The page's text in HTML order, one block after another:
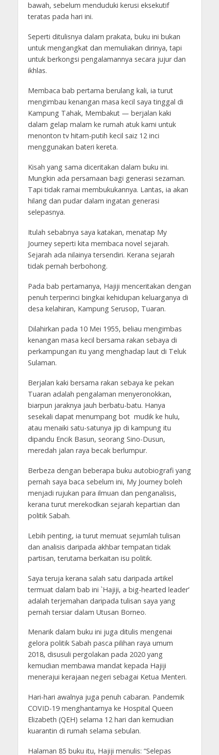
bawah, sebelum menduduki kerusi eksekutif
teratas pada hari ini.
Seperti ditulisnya dalam prakata, buku ini bukan
untuk mengangkat dan memuliakan dirinya, tapi
untuk berkongsi pengalamannya secara jujur dan
ikhlas.
Membaca bab pertama berulang kali, ia turut
mengimbau kenangan masa kecil saya tinggal di
Kampung Tahak, Membakut — berjalan kaki
dalam gelap malam ke rumah atuk kami untuk
menonton tv hitam-putih kecil saiz 12 inci
menggunakan bateri kereta.
Kisah yang sama diceritakan dalam buku ini.
Mungkin ada persamaan bagi generasi sezaman.
Tapi tidak ramai membukukannya. Lantas, ia akan
hilang dan pudar dalam ingatan generasi
selepasnya.
Itulah sebabnya saya katakan, menatap My
Journey seperti kita membaca novel sejarah.
Sejarah ada nilainya tersendiri. Kerana sejarah
tidak pernah berbohong.
Pada bab pertamanya, Hajiji menceritakan dengan
penuh terperinci bingkai kehidupan keluarganya di
desa kelahiran, Kampung Serusop, Tuaran.
Dilahirkan pada 10 Mei 1955, beliau mengimbas
kenangan masa kecil bersama rakan sebaya di
perkampungan itu yang menghadap laut di Teluk
Sulaman.
Berjalan kaki bersama rakan sebaya ke pekan
Tuaran adalah pengalaman menyeronokkan,
biarpun jaraknya jauh berbatu-batu. Hanya
sesekali dapat menumpang bot mudik ke hulu,
atau menaiki satu-satunya jip di kampung itu
dipandu Encik Basun, seorang Sino-Dusun,
meredah jalan raya becak berlumpur.
Berbeza dengan beberapa buku autobiografi yang
pernah saya baca sebelum ini, My Journey boleh
menjadi rujukan para ilmuan dan penganalisis,
kerana turut merekodkan sejarah kepartian dan
politik Sabah.
Lebih penting, ia turut memuat sejumlah tulisan
dan analisis daripada akhbar tempatan tidak
partisan, terutama berkaitan isu politik.
Saya teruja kerana salah satu daripada artikel
termuat dalam bab ini `Hajiji, a big-hearted leader’
adalah terjemahan daripada tulisan saya yang
pernah tersiar dalam Utusan Borneo.
Menarik dalam buku ini juga ditulis mengenai
gelora politik Sabah pasca pilihan raya umum
2018, disusuli pergolakan pada 2020 yang
kemudian membawa mandat kepada Hajiji
menerajui kerajaan negeri sebagai Ketua Menteri.
Hari-hari awalnya juga penuh cabaran. Pandemik
COVID-19 menghantarnya ke Hospital Queen
Elizabeth (QEH) selama 12 hari dan kemudian
kuarantin di rumah selama sebulan.
Halaman 85 buku itu, Hajiji menulis: “Selepas